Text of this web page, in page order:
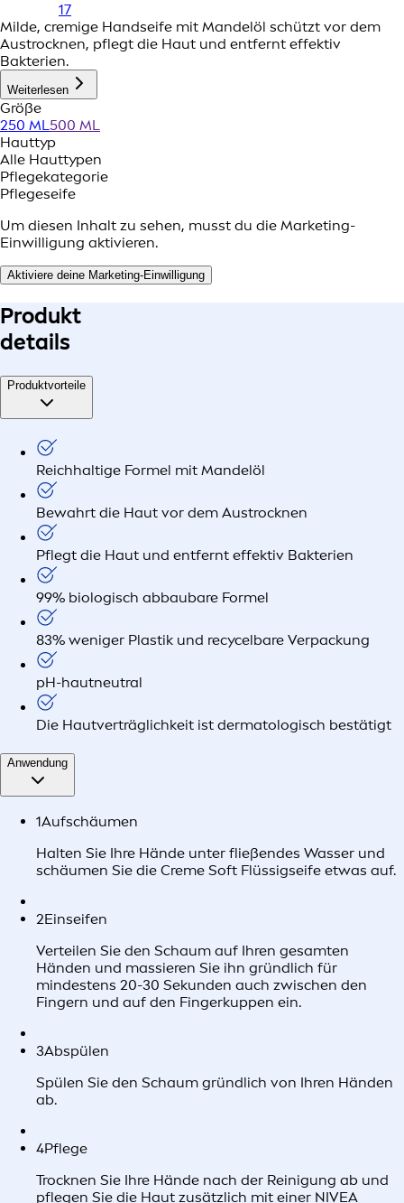
17
Milde, cremige Handseife mit Mandelöl schützt vor dem
Austrocknen, pflegt die Haut und entfernt effektiv
Bakterien.
Weiterlesen
Größe
250 ML500 ML
Hauttyp
Alle Hauttypen
Pflegekategorie
Pflegeseife
Um diesen Inhalt zu sehen, musst du die Marketing-
Einwilligung aktivieren.
Aktiviere deine Marketing-Einwilligung
Produkt
details
Produktvorteile
Reichhaltige Formel mit Mandelöl
Bewahrt die Haut vor dem Austrocknen
Pflegt die Haut und entfernt effektiv Bakterien
99% biologisch abbaubare Formel
83% weniger Plastik und recycelbare Verpackung
pH-hautneutral
Die Hautverträglichkeit ist dermatologisch bestätigt
Anwendung
1Aufschäumen
Halten Sie Ihre Hände unter fließendes Wasser und
schäumen Sie die Creme Soft Flüssigseife etwas auf.
2Einseifen
Verteilen Sie den Schaum auf Ihren gesamten
Händen und massieren Sie ihn gründlich für
mindestens 20-30 Sekunden auch zwischen den
Fingern und auf den Fingerkuppen ein.
3Abspülen
Spülen Sie den Schaum gründlich von Ihren Händen
ab.
4Pflege
Trocknen Sie Ihre Hände nach der Reinigung ab und
pflegen Sie die Haut zusätzlich mit einer NIVEA